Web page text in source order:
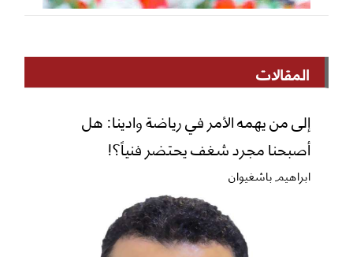
المقالات
إلى من يهمه الأمر في رياضة وادينا: هل
أصبحنا مجرد شغف يحتضر فنياً؟!
ابراهيم باشغيوان